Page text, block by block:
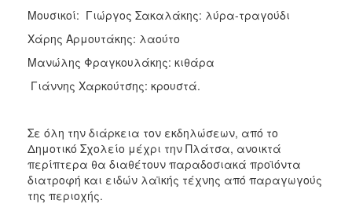
Μουσικοί: Γιώργος Σακαλάκης: λύρα-τραγούδι
Χάρης Αρμουτάκης: λαούτο
Μανώλης Φραγκουλάκης: κιθάρα
Γιάννης Χαρκούτσης: κρουστά.
Σε όλη την διάρκεια τον εκδηλώσεων, από το
Δημοτικό Σχολείο μέχρι την Πλάτσα, ανοικτά
περίπτερα θα διαθέτουν παραδοσιακά προϊόντα
διατροφή και ειδών λαϊκής τέχνης από παραγωγούς
της περιοχής.